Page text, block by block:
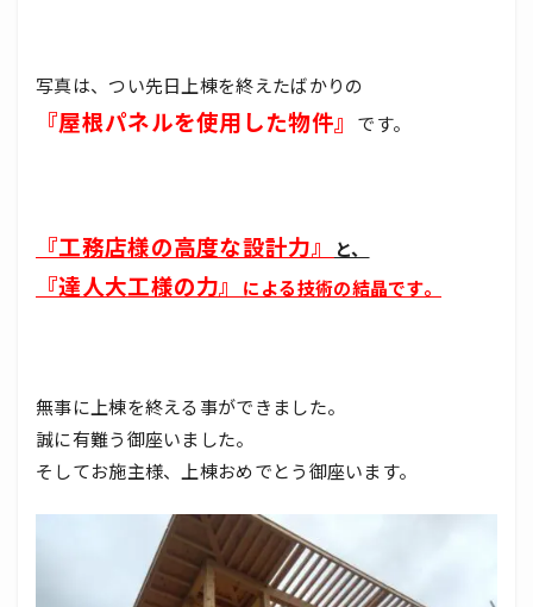
写真は、つい先日上棟を終えたばかりの
『屋根パネルを使用した物件』 です。
『工務店様の高度な設計力』 と、
『達人大工様の力』 による技術の結晶です。
無事に上棟を終える事ができました。
誠に有難う御座いました。
そしてお施主様、上棟おめでとう御座います。